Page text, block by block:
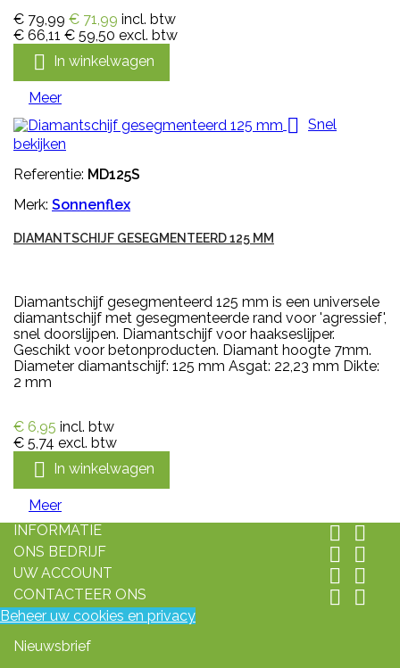
€ 79,99 € 71,99 incl. btw
€ 66,11 € 59,50 excl. btw
 In winkelwagen
Meer
 Snel
bekijken
Referentie: MD125S
Merk: Sonnenflex
DIAMANTSCHIJF GESEGMENTEERD 125 MM
Diamantschijf gesegmenteerd 125 mm is een universele
diamantschijf met gesegmenteerde rand voor 'agressief',
snel doorslijpen. Diamantschijf voor haakseslijper.
Geschikt voor betonproducten. Diamant hoogte 7mm.
Diameter diamantschijf: 125 mm Asgat: 22,23 mm Dikte:
2 mm
€ 6,95 incl. btw
€ 5,74 excl. btw
 In winkelwagen
Meer
INFORMATIE
 
ONS BEDRIJF  
UW ACCOUNT  
CONTACTEER ONS  
Beheer uw cookies en privacy
Nieuwsbrief